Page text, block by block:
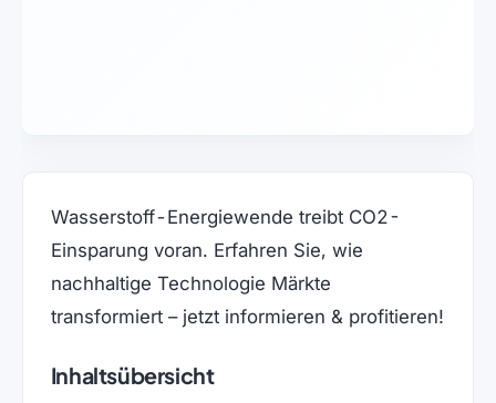
Wasserstoff-Energiewende treibt CO2-
Einsparung voran. Erfahren Sie, wie
nachhaltige Technologie Märkte
transformiert – jetzt informieren & profitieren!
Inhaltsübersicht